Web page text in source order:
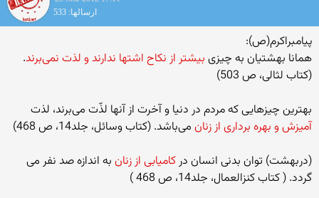
ارسالها: 533
پیامبراکرم(ص):
همانا بهشتیان به چیزی بیشتر از نکاح اشتها ندارند و لذت نمی‌برند.
(کتاب لثالی، ص 503)
بهترین چیزهایی که مردم در دنیا و آخرت از آنها لذّت می‌برند، لذت
آمیزش و بهره برداری از زنان می‌باشد. (کتاب وسائل، جلد14، ص 468)
(دربهشت) توان بدنی انسان درکامیابی از زنان به اندازه صد نفر می
گردد. ( کتاب کنزالعمال، جلد14، ص 468 )